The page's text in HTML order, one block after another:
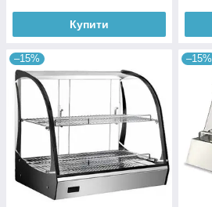
Купити
–15% –15%